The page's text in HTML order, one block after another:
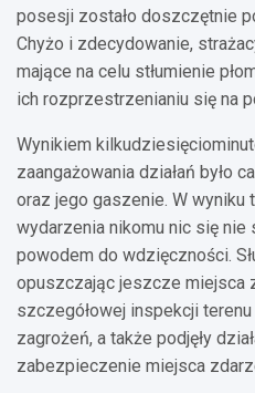
posesji zostało doszczętnie
Chyżo i zdecydowanie,
mające na celu stłumienie
ich rozprzestrzenianiu się na
Wynikiem
zaangażowania działań było
oraz jego gaszenie. W wyniku
wydarzenia nikomu nic się nie
powodem do wdzięczności.
opuszczając jeszcze miejsca
szczegółowej inspekcji
zagrożeń, a także podjęły
zabezpieczenie miejsca